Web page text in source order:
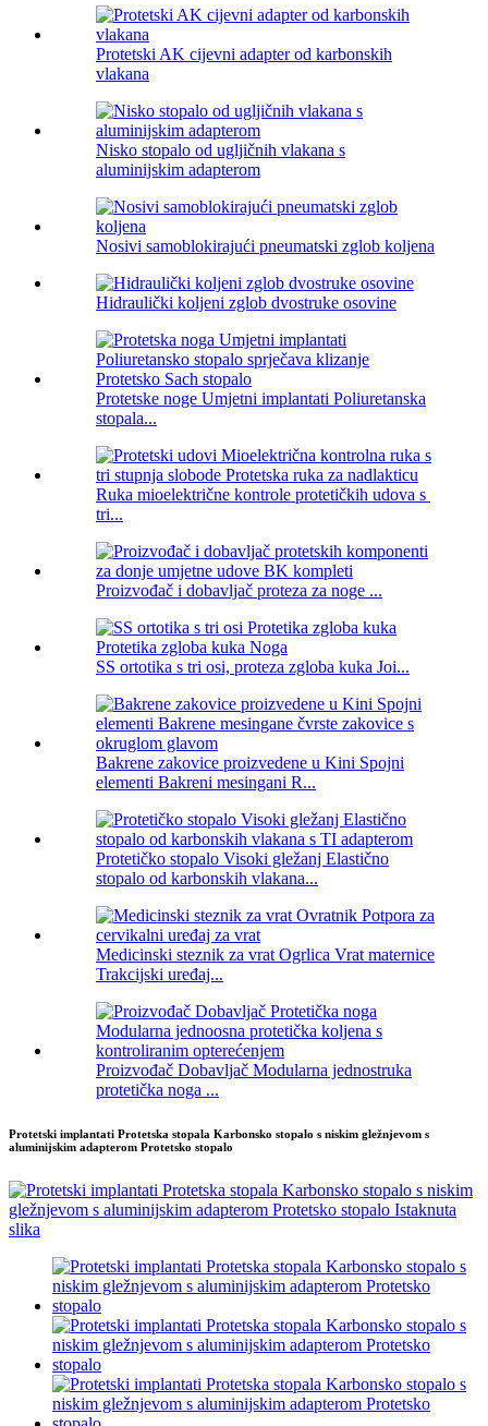
Protetski AK cijevni adapter od karbonskih
vlakana
Nisko stopalo od ugljičnih vlakana s
aluminijskim adapterom
Nosivi samoblokirajući pneumatski zglob koljena
Hidraulički koljeni zglob dvostruke osovine
Protetske noge Umjetni implantati Poliuretanska
stopala...
Ruka mioelektrične kontrole protetičkih udova s ​​
tri...
Proizvođač i dobavljač proteza za noge ...
SS ortotika s tri osi, proteza zgloba kuka Joi...
Bakrene zakovice proizvedene u Kini Spojni
elementi Bakreni mesingani R...
Protetičko stopalo Visoki gležanj Elastično
stopalo od karbonskih vlakana...
Medicinski steznik za vrat Ogrlica Vrat maternice
Trakcijski uređaj...
Proizvođač Dobavljač Modularna jednostruka
protetička noga ...
Protetski implantati Protetska stopala Karbonsko stopalo s niskim gležnjevom s
aluminijskim adapterom Protetsko stopalo